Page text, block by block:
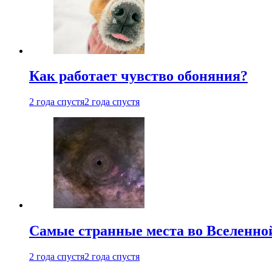
Как работает чувство обоняния?
2 года спустя2 года спустя
Самые странные места во
2 года спустя2 года спустя